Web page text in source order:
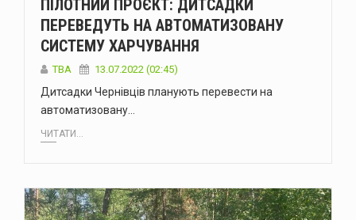
ПІЛОТНИЙ ПРОЄКТ: ДИТСАДКИ
ПЕРЕВЕДУТЬ НА АВТОМАТИЗОВАНУ
СИСТЕМУ ХАРЧУВАННЯ
TBA 13.07.2022 (02:45)
Дитсадки Чернівців планують перевести на
автоматизовану…
ЧИТАТИ...